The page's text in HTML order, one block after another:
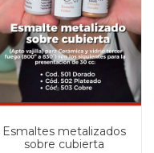
Esmaltes metalizados
sobre cubierta